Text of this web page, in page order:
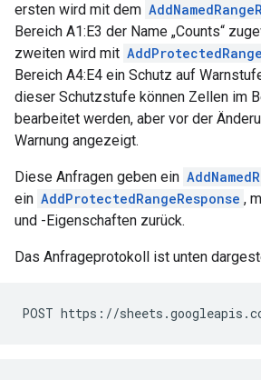
ersten wird mit dem
Bereich A1:E3 der Name „Counts“
zweiten wird mit
Bereich A4:E4 ein Schutz auf
dieser Schutzstufe können Zellen im
bearbeitet werden, aber vor der
Warnung angezeigt.
Diese Anfragen geben ein
ein AddProtectedRangeResponse ,
und -Eigenschaften zurück.
Das Anfrageprotokoll ist unten
POST https://